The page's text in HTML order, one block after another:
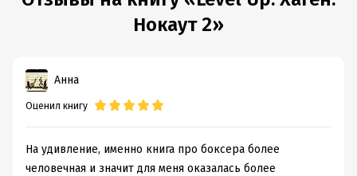
Нокаут 2»
Анна
Оценил книгу
На удивление, именно книга про боксера более
человечная и значит для меня оказалась более